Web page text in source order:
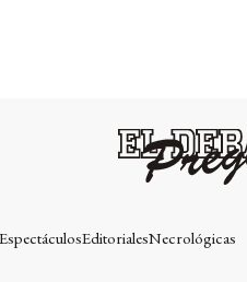
EspectáculosEditorialesNecrológicas